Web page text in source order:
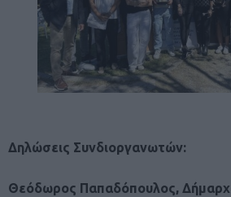
Δηλώσεις Συνδιοργανωτών:
Θεόδωρος Παπαδόπουλος,